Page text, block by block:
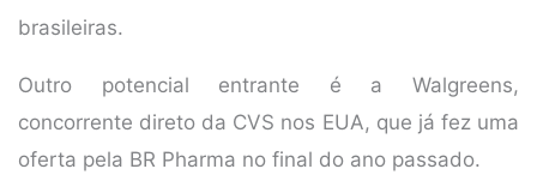
brasileiras.
Outro potencial entrante é a Walgreens,
concorrente direto da CVS nos EUA, que já fez uma
oferta pela BR Pharma no final do ano passado.